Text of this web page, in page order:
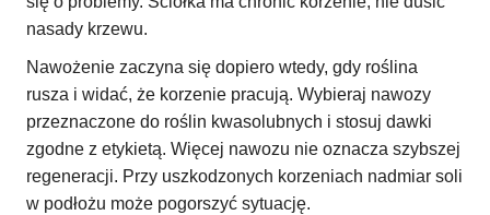
nasady krzewu.
Nawożenie zaczyna się dopiero wtedy, gdy roślina
rusza i widać, że korzenie pracują. Wybieraj nawozy
przeznaczone do roślin kwasolubnych i stosuj dawki
zgodne z etykietą. Więcej nawozu nie oznacza szybszej
regeneracji. Przy uszkodzonych korzeniach nadmiar soli
w podłożu może pogorszyć sytuację.